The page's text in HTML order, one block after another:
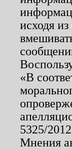
исходя
«В
5325/
Мнения